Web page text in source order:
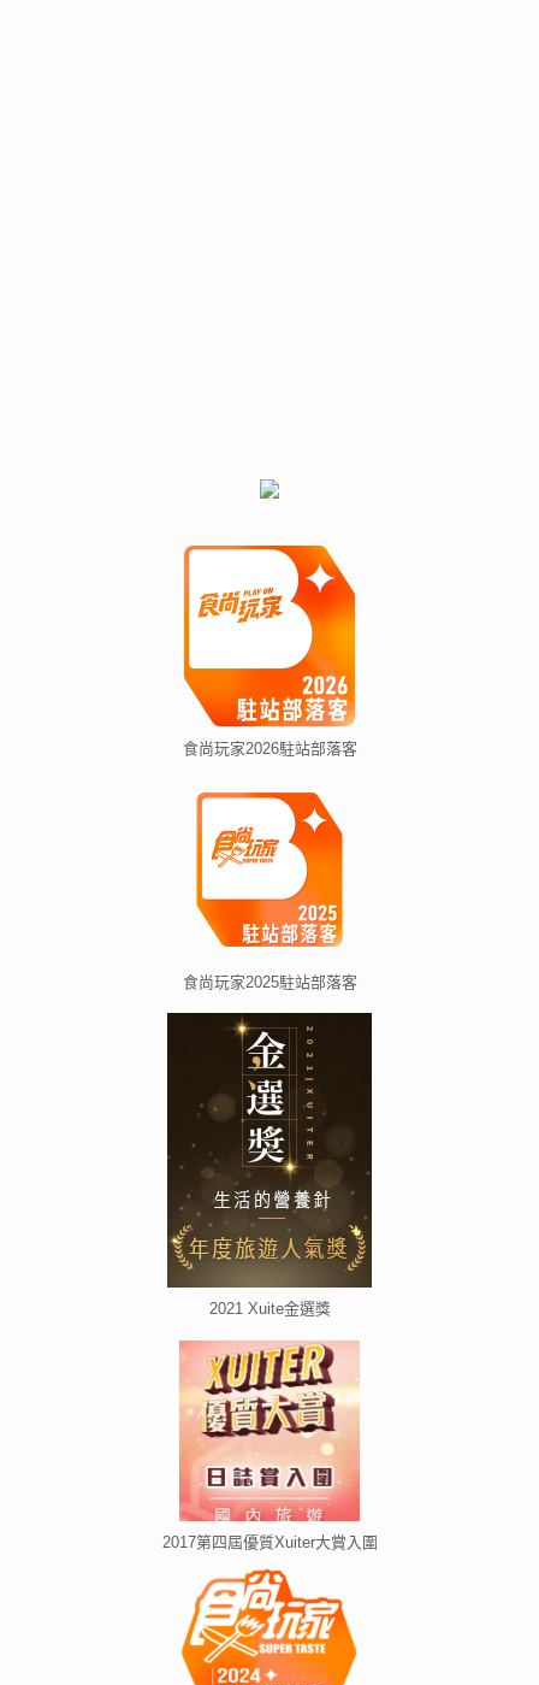
食尚玩家2026駐站部落客
食尚玩家2025駐站部落客
2021 Xuite金選獎
2017第四屆優質Xuiter大賞入圍